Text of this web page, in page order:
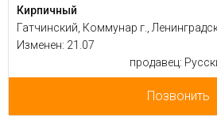
Кирпичный
Гатчинский, Коммунар г.,
Изменен: 21.07
продавец:
Позвонить